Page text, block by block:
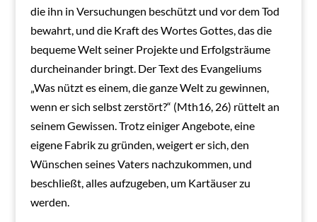
die ihn in Versuchungen beschützt und vor dem Tod
bewahrt, und die Kraft des Wortes Gottes, das die
bequeme Welt seiner Projekte und Erfolgsträume
durcheinander bringt. Der Text des Evangeliums
„Was nützt es einem, die ganze Welt zu gewinnen,
wenn er sich selbst zerstört?“ (Mth16, 26) rüttelt an
seinem Gewissen. Trotz einiger Angebote, eine
eigene Fabrik zu gründen, weigert er sich, den
Wünschen seines Vaters nachzukommen, und
beschließt, alles aufzugeben, um Kartäuser zu
werden.